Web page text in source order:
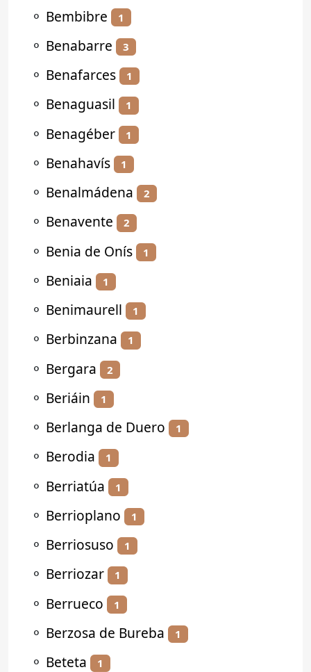
⚬ Bembibre 1
⚬ Benabarre 3
⚬ Benafarces 1
⚬ Benaguasil 1
⚬ Benagéber 1
⚬ Benahavís 1
⚬ Benalmádena 2
⚬ Benavente 2
⚬ Benia de Onís 1
⚬ Beniaia 1
⚬ Benimaurell 1
⚬ Berbinzana 1
⚬ Bergara 2
⚬ Beriáin 1
⚬ Berlanga de Duero 1
⚬ Berodia 1
⚬ Berriatúa 1
⚬ Berrioplano 1
⚬ Berriosuso 1
⚬ Berriozar 1
⚬ Berrueco 1
⚬ Berzosa de Bureba 1
⚬ Beteta 1